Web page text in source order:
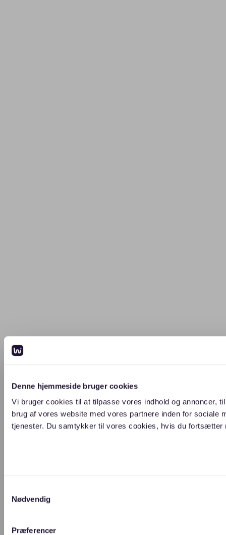
Denne hjemmeside bruger cookies
Vi bruger cookies til at tilpasse vores indhold og annoncer,
brug af vores website med vores partnere inden for sociale
tjenester. Du samtykker til vores cookies, hvis du fortsætter
Nødvendig
Præferencer